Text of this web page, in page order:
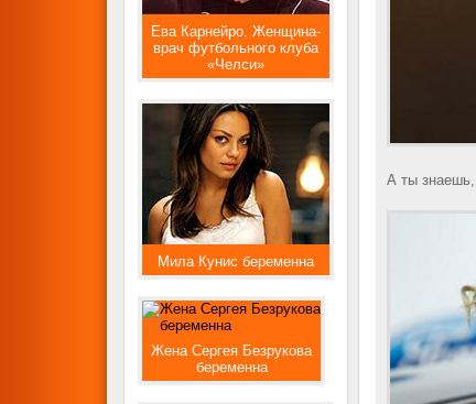
А ты знаешь,
Ева Карнейро. Женщина-
врач футбольного клуба
«Челси»
Мила Кунис беременна
Жена Сергея Безрукова
беременна